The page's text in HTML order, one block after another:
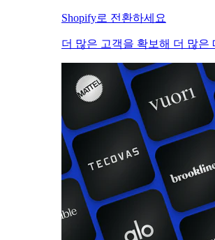
Shopify로 전환하세요
더 많은 고객을 확보해 더 많은